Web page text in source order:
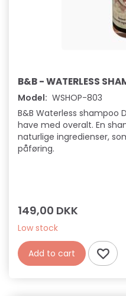
B&B - WATERLESS
Model: WSHOP-803
B&B Waterless shampoo
have med overalt. En
naturlige ingredienser,
påføring.
149,00 DKK
Low stock
Add to cart